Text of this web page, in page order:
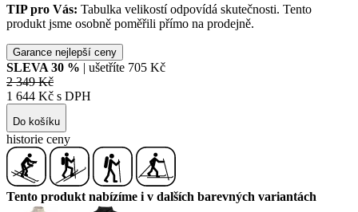
TIP pro Vás: Tabulka velikostí odpovídá skutečnosti. Tento
produkt jsme osobně poměřili přímo na prodejně.
Garance nejlepší ceny
SLEVA 30 % | ušetříte 705 Kč
2 349 Kč
1 644 Kč s DPH
Do košíku
historie ceny
Tento produkt nabízíme i v dalších barevných variantách